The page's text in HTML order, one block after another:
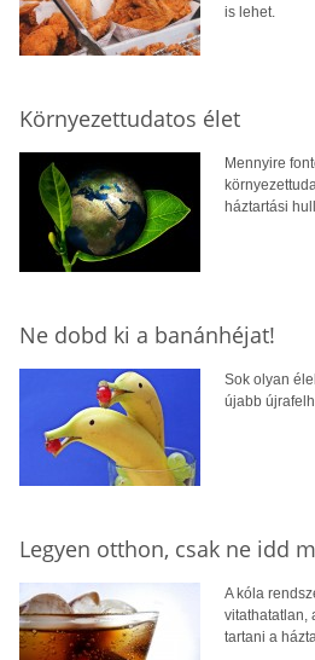
is lehet.
Környezettudatos élet
Mennyire
háztartási
Ne dobd ki a banánhéjat!
Sok olyan
újabb
Legyen otthon, csak ne idd
A kóla
vitathatatlan,
tartani a